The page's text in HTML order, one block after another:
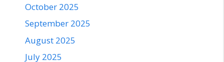
October 2025
September 2025
August 2025
July 2025